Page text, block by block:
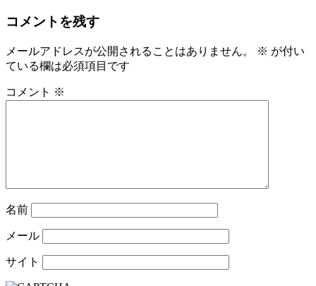
コメントを残す
メールアドレスが公開されることはありません。 ※ が付い
ている欄は必須項目です
コメント ※
名前
メール
サイト